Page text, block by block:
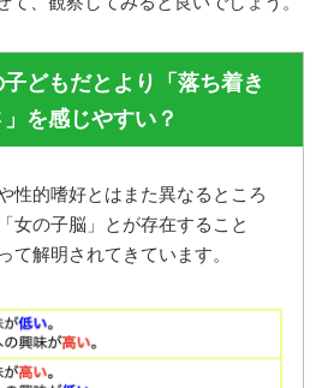
子どもだとより「落ち着き
を感じやすい？
性的嗜好とはまた異なるところ
女の子脳」とが存在すること
て解明されてきています。